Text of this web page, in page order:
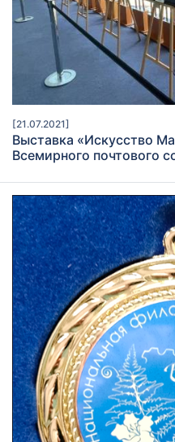
[21.07.2021]
Выставка «Искусство
Всемирного почтового